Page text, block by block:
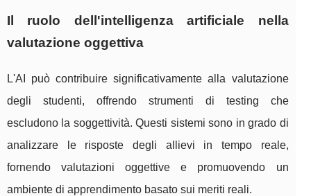
Il ruolo dell'intelligenza artificiale nella
valutazione oggettiva
L'AI può contribuire significativamente alla valutazione
degli studenti, offrendo strumenti di testing che
escludono la soggettività. Questi sistemi sono in grado di
analizzare le risposte degli allievi in tempo reale,
fornendo valutazioni oggettive e promuovendo un
ambiente di apprendimento basato sui meriti reali.